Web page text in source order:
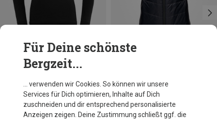
Du sparst 15%
Für Deine schönste
Bergzeit...
… verwenden wir Cookies. So können wir unsere
Services für Dich optimieren, Inhalte auf Dich
zuschneiden und dir entsprechend personalisierte
Anzeigen zeigen. Deine Zustimmung schließt ggf. die